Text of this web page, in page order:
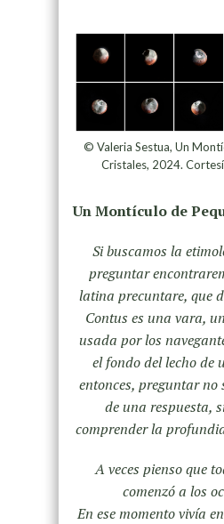
© Valeria Sestua, Un
Cristales, 2024.
Un Montículo de
Si buscamos la
preguntar
latina precuntare, que
Contus es una vara,
usada por los
el fondo del lecho de
entonces, preguntar no
de una respuesta,
comprender la
A veces pienso que
comenzó a los
En ese momento vivía